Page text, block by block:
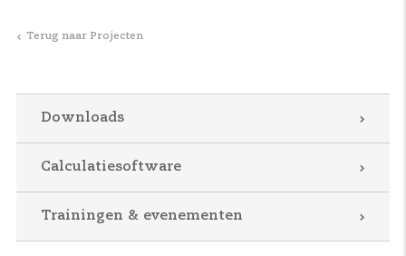
Terug naar Projecten
Downloads
Calculatiesoftware
Trainingen & evenementen